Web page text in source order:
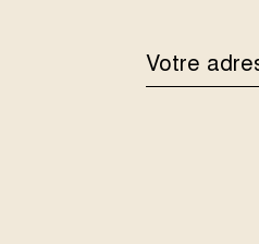
ADRESSE
COURRIEL